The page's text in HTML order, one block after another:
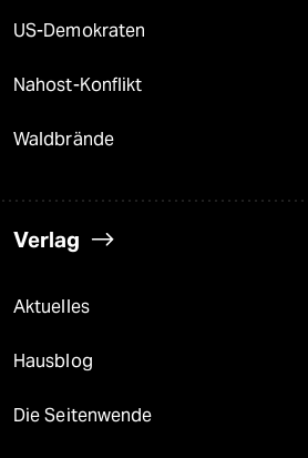
US-Demokraten
Nahost-Konflikt
Waldbrände
Verlag
Aktuelles
Hausblog
Die Seitenwende